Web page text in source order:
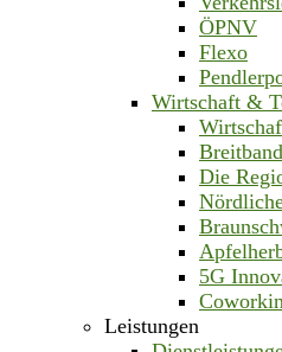
ÖPNV
Flexo
Wirtschaft &
Die
5G
Leistungen